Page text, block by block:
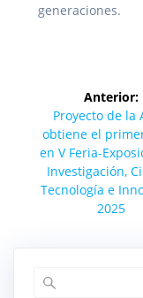
generaciones.
de
entradas
Anterior:
Entrada
anterior:
Proyecto de la
obtiene el
en V Feria-
Investigación,
Tecnología e
2025